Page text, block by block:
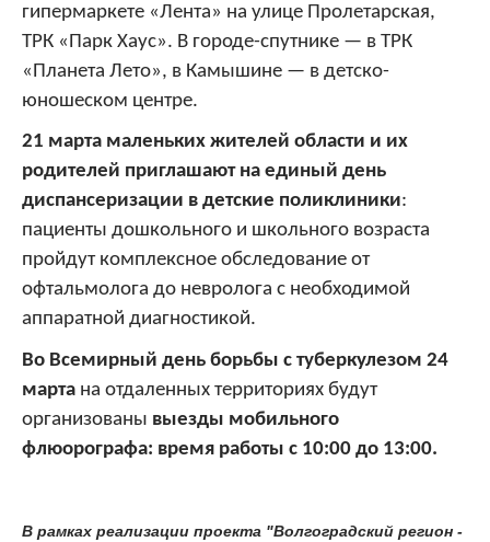
гипермаркете «Лента» на улице Пролетарская,
ТРК «Парк Хаус». В городе-спутнике — в ТРК
«Планета Лето», в Камышине — в детско-
юношеском центре.
21 марта маленьких жителей области и их
родителей приглашают на единый день
диспансеризации в детские поликлиники:
пациенты дошкольного и школьного возраста
пройдут комплексное обследование от
офтальмолога до невролога с необходимой
аппаратной диагностикой.
Во Всемирный день борьбы с туберкулезом 24
марта на отдаленных территориях будут
организованы выезды мобильного
флюорографа: время работы с 10:00 до 13:00.
В рамках реализации проекта "Волгоградский регион -